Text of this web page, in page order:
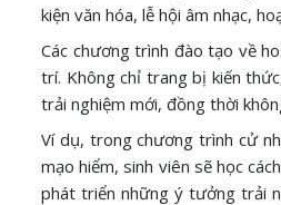
kiện văn hóa, lễ hội âm nhạc,
Các chương trình đào tạo về
trí. Không chỉ trang bị kiến
trải nghiệm mới, đồng thời
Ví dụ, trong chương trình cử
mạo hiểm, sinh viên sẽ học
phát triển những ý tưởng trải